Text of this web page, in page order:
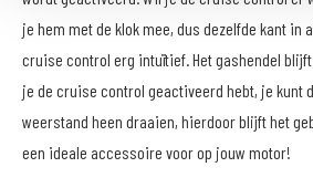
je hem met de klok mee, dus dezelfde kant in
cruise control erg intuïtief. Het gashendel
je de cruise control geactiveerd hebt, je kunt
weerstand heen draaien, hierdoor blijft het
een ideale accessoire voor op jouw motor!